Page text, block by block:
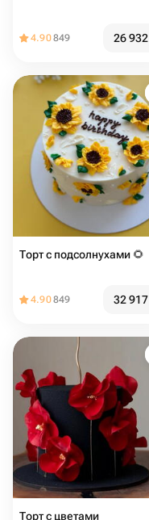
4.90849 26 932
Торт с подсолнухами 🌻
4.90849 32 917
Торт с цветами